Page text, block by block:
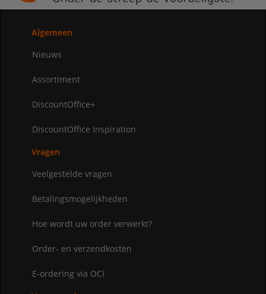
Algemeen
Nieuws
Assortiment
DiscountOffice+
DiscountOffice Inspiration
Vragen
Veelgestelde vragen
Betalingsmogelijkheden
Hoe wordt uw order verwerkt?
Order- en verzendkosten
E-ordering via OCI